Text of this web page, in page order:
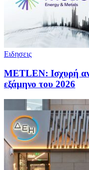
Ειδησεις
METLEN: Ισχυρή
εξάμηνο του 2026